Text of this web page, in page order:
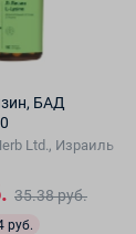
БАД
Ltd., Израиль
35.38 руб.
руб.